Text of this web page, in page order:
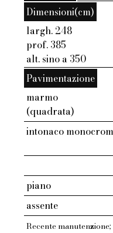
Dimensioni(cm)
largh. 248
prof. 385
alt. sino a 350
Pavimentazione
marmo
(quadrata)
intonaco
piano
assente
Recente